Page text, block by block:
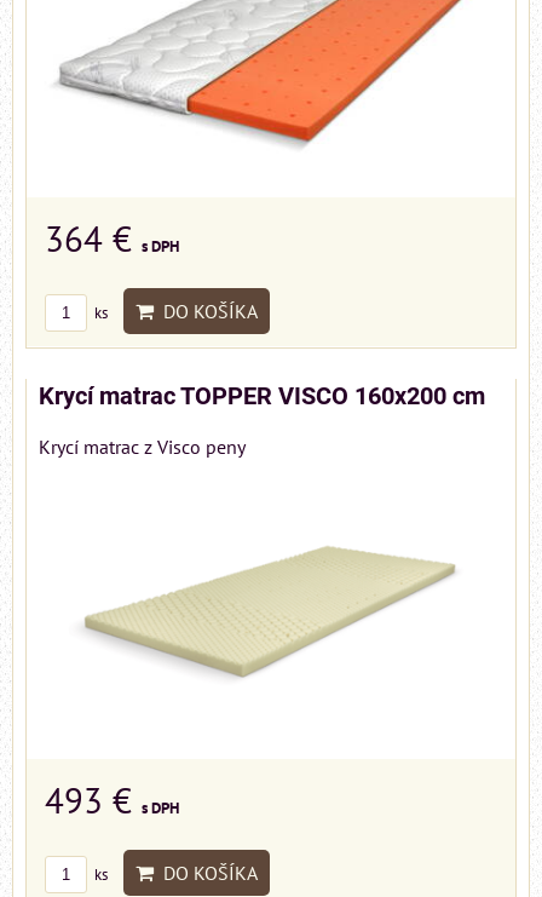
364 € s DPH
ks DO KOŠÍKA
Krycí matrac TOPPER VISCO 160x200 cm
Krycí matrac z Visco peny
493 € s DPH
ks DO KOŠÍKA